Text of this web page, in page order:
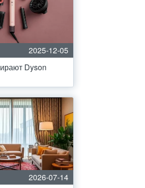
2025-12-05
Dyson
2026-07-14